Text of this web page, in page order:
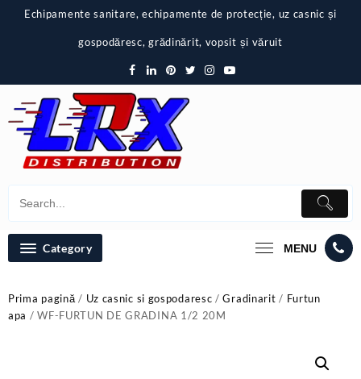
Echipamente sanitare, echipamente de protecție, uz casnic și
gospodăresc, grădinărit, vopsit și văruit
Category MENU
Prima pagină/ Uz casnic si gospodaresc /Gradinarit / Furtun
apa / WF-FURTUN DE GRADINA 1/2 20M